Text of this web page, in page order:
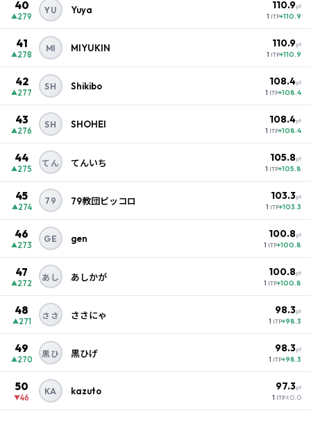
40
▲279
YU Yuya 110.9pt
1 ITP+110.9
41
▲278
MI MIYUKIN 110.9pt
1 ITP+110.9
42
▲277
SH Shikibo 108.4pt
1 ITP+108.4
43
▲276
SH SHOHEI 108.4pt
1 ITP+108.4
44
▲275
てん てんいち 105.8pt
1 ITP+105.8
45
▲274
79 79教団ピッコロ 103.3pt
1 ITP+103.3
46
▲273
GE gen 100.8pt
1 ITP+100.8
47
▲272
あし あしかが 100.8pt
1 ITP+100.8
48
▲271
ささ ささにゃ 98.3pt
1 ITP+98.3
49
▲270
黒ひ 黒ひげ 98.3pt
1 ITP+98.3
50
▼46
KA kazuto 97.3pt
1 ITP±0.0